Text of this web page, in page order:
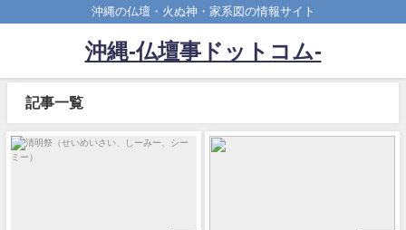
沖縄の仏壇・火ぬ神・家系図の情報サイト
沖縄-仏壇事ドットコム-
記事一覧